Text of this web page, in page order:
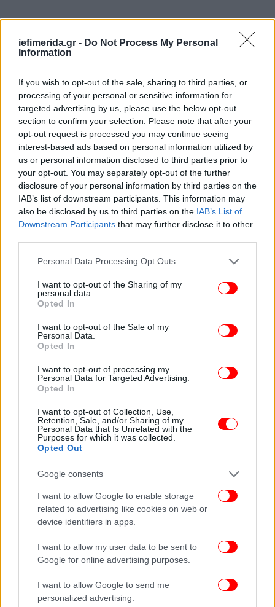
iefimerida.gr - Do Not Process My Personal
Information
If you wish to opt-out of the sale, sharing to third parties, or
processing of your personal or sensitive information for
targeted advertising by us, please use the below opt-out
section to confirm your selection. Please note that after your
opt-out request is processed you may continue seeing
interest-based ads based on personal information utilized by
us or personal information disclosed to third parties prior to
your opt-out. You may separately opt-out of the further
disclosure of your personal information by third parties on the
IAB’s list of downstream participants. This information may
also be disclosed by us to third parties on the IAB’s List of
Downstream Participants that may further disclose it to other
Please note that this website/app uses one or more Google
not limited to your visit or usage behaviour. You may click to
grant or deny consent to Google and its third-party tags to
use your data for below specified purposes in below Google
consent section.
Personal Data Processing Opt Outs
I want to opt-out of the Sharing of my
personal data.
Opted In
I want to opt-out of the Sale of my
Personal Data.
Opted In
I want to opt-out of processing my
Personal Data for Targeted Advertising.
Opted In
I want to opt-out of Collection, Use,
Retention, Sale, and/or Sharing of my
Personal Data that Is Unrelated with the
Purposes for which it was collected.
Opted Out
Google consents
I want to allow Google to enable storage
related to advertising like cookies on web or
device identifiers in apps.
I want to allow my user data to be sent to
Google for online advertising purposes.
I want to allow Google to send me
personalized advertising.
«Ο βασικός λόγος είναι ο καθαρισμός της ρύπανσης
του αέρα, αρχικά στην Ευρώπη και στις ΗΠΑ, και
πιο πρόσφατα στην Ασία, ιδιαίτερα στην Κίνα»,
δήλωσε ο Γκλεν Πίτερς, του Κέντρου Διεθνούς
Έρευνας για το Κλίμα του Όσλο, στο Γαλλικό
Πρακτορείο.
Ορισμένοι από τους ερευνητές θεωρούν πως αυτό
οφείλεται στους πιο αυστηρούς κανόνες για τις
θαλάσσιες μεταφορές που υιοθετήθηκαν
διοξειδίου του θείου, ειδικά στον τομέα του
άνθρακα, άρχισε τα χρόνια του 1980, κατά τον
Γκλεν Πίτερς.
«Λίγη αισιοδοξία»
Οι στόχοι για τις εκπομπές διοξειδίου του άνθρακα
-το περιθώριο ελιγμών, που εκφράζεται στη
συνολική ποσότητα CO2 που μπορεί να εκλυθεί
διατηρώντας πιθανότητα 50% να περιοριστεί η
αύξηση της θερμοκρασίας στον 1,5° Κελσίου-
συρρικνώνονται.
Ο λεγόμενος «προϋπολογισμός» αυτός δεν είναι
πλέον παρά 200 δισ. τόνοι, δηλαδή ποσότητα ίση
με τις εκπομπές πέντε ετών στον τρέχοντα ρυθμό,
αριθμούς της Διακυβερνητικής Επιτροπής, πριν
από έναν χρόνο.